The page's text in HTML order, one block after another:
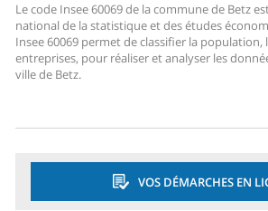
Le code Insee 60069 de la commune de Betz
national de la statistique et des études
Insee 60069 permet de classifier la population,
entreprises, pour réaliser et analyser les
ville de Betz.
VOS DÉMARCHES EN